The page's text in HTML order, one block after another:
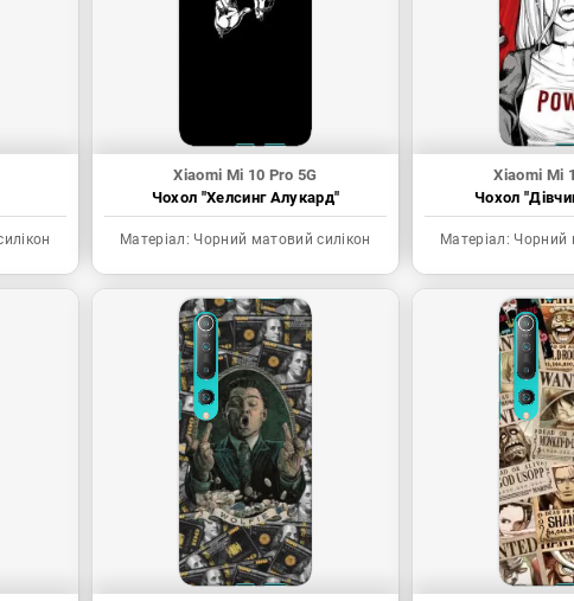
Xiaomi Mi 10 Pro 5G
Чохол "Хелсинг Алукард"
Матеріал: Чорний матовий силікон
Xiaomi Mi
Чохол
Матеріал: Чорний